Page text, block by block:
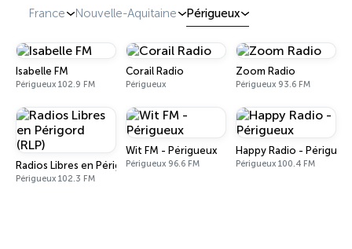
France Nouvelle-Aquitaine Périgueux
Isabelle FM
Périgueux 102.9 FM
Corail Radio
Périgueux
Zoom Radio
Périgueux 93.6 FM
Radios Libres en Périgord (RLP)
Périgueux 102.3 FM
Wit FM - Périgueux
Périgueux 96.6 FM
Happy Radio -
Périgueux 100.4 FM